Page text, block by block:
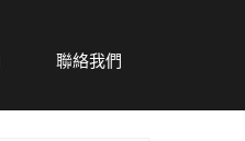
聯絡我們